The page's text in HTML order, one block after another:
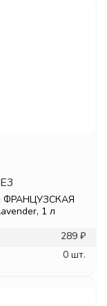
ФРАНЦУЗСКАЯ
1 л
289 ₽
0 шт.